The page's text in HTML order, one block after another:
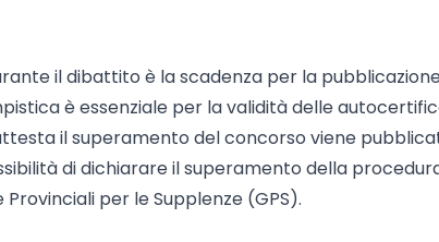
il dibattito è la scadenza per la
è essenziale per la validità delle
il superamento del concorso viene
di dichiarare il superamento della
per le Supplenze (GPS).